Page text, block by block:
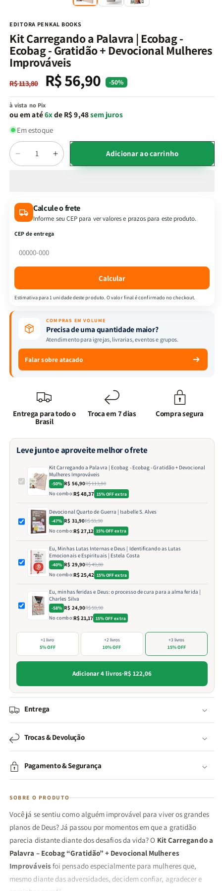
EDITORA PENKAL BOOKS
Kit Carregando a Palavra | Ecobag -
Ecobag - Gratidão + Devocional Mulheres
Improváveis
Preço
normal
R$ 113,80
Preço
promocional
R$ 56,90 -50%
à vista no Pix
ou em até6xde R$ 9,48sem juros
Em estoque
Quantidade
Diminuir
a
Carregando
a
Palavra
Ecobag
Gratidão
Mulheres
Improváveis
Aumentar
a
Carregando
a
Gratidão
Mulheres
Improváveis
Adicionar ao carrinho
Calcule o frete
Informe seu CEP para ver valores e prazos para este produto.
CEP de entrega
Calcular
Estimativa para 1 unidade deste produto. O valor final é confirmado no checkout.
COMPRAS EM VOLUME
Precisa de uma quantidade maior?
Atendimento para igrejas, livrarias, eventos e grupos.
Falar sobre atacado
Entrega para todo o
Brasil
Troca em 7 dias Compra segura
Leve junto e aproveite melhor o frete
Kit Carregando a Palavra | Ecobag - Ecobag - Gratidão + Devocional
Mulheres Improváveis
-50% R$ 56,90R$ 113,80
No combo:R$ 48,37 15% OFF extra
Devocional Quarto de Guerra | Isabelle S. Alves
-47% R$ 31,90R$ 59,90
No combo:R$ 27,12 15% OFF extra
Eu, Minhas Lutas Internas e Deus | Identificando as Lutas
Emocionais e Espirituais | Estela Costa
-40% R$ 29,90R$ 49,80
No combo:R$ 25,42 15% OFF extra
Eu, minhas feridas e Deus: o processo de cura para a alma ferida |
Charles Silva
-58% R$ 24,90R$ 59,90
No combo:R$ 21,17 15% OFF extra
+1 livro
5% OFF
+2 livros
10% OFF
+3 livros
15% OFF
Adicionar 4 livros·R$ 122,06
Entrega
Trocas & Devolução
Pagamento & Segurança
SOBRE O PRODUTO
Você já se sentiu como alguém improvável para viver os grandes
planos de Deus? Já passou por momentos em que a gratidão
parecia distante diante dos desafios da vida? O Kit Carregando a
Palavra – Ecobag “Gratidão” + Devocional Mulheres
Improváveis foi pensado especialmente para mulheres que,
mesmo diante das adversidades, decidem confiar, agradecer e